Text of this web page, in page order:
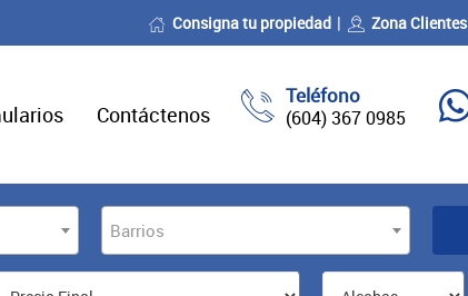
Consigna tu propiedad Zona Clientes
Teléfono
(604) 367 0985
Contáctenos
Barrios